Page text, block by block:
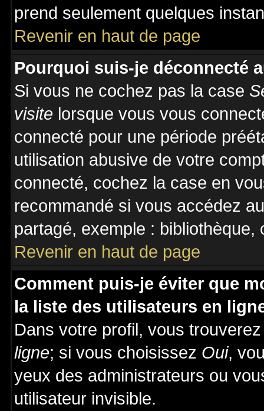
prend seulement quelques
Revenir en haut de page
Pourquoi suis-je déconnecté
Si vous ne cochez pas la case
visite lorsque vous vous
connecté pour une période
utilisation abusive de votre
connecté, cochez la case en
recommandé si vous accédez
partagé, exemple :
Revenir en haut de page
Comment puis-je éviter que
la liste des utilisateurs en
Dans votre profil, vous
ligne; si vous choisissez Oui,
yeux des administrateurs ou
utilisateur invisible.